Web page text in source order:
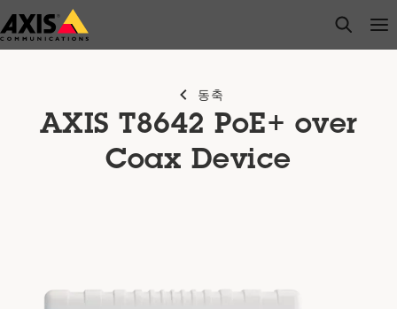
주
요
open
동축
AXIS T8642 PoE+ over
Coax Device